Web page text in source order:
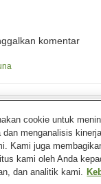
komentar
子やドリンクも嬉しい
ものをロビーで取るス
またちょっとしたお菓
cookie untuk
dan menganalisis
Kami juga
kami oleh Anda
dan analitik kami.